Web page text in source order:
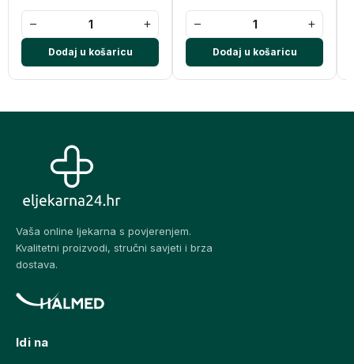
− +
Dodaj u košaricu
− +
Dodaj u košaricu
Vaša online ljekarna s povjerenjem.
Kvalitetni proizvodi, stručni savjeti i brza
dostava.
Idi na